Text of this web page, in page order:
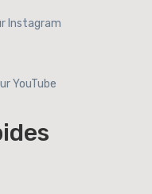
Instagram
YouTube